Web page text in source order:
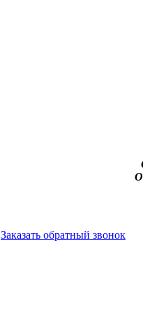
Заказать обратный звонок